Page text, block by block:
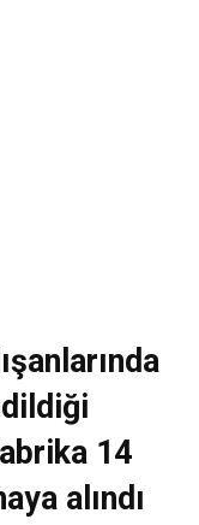
14
alındı